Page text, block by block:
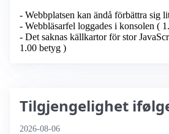
- Webbplatsen kan ändå förbättra sig
- Webbläsarfel loggades i konsolen (
- Det saknas källkartor för stor
1.00 betyg )
Tilgjengelighet
2026-08-06